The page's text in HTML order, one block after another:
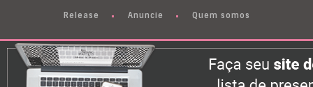
Release Anuncie Quem somos